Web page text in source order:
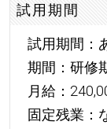
試用期間
試用期間：
期間：研修
月給：
固定残業：